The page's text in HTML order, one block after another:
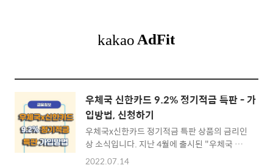
우체국 신한카드 9.2% 정기적금 특판 - 가
입방법, 신청하기
우체국x신한카드 정기적금 특판 상품의 금리인
상 소식입니다. 지난 4월에 출시된 "우체국 신
한우정적금"은 8.95% 금리(이율)에서 이번 7
2022.07.14